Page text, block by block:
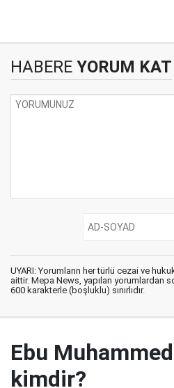
HABERE YORUM KAT
UYARI: Yorumların her türlü cezai ve
aittir. Mepa News, yapılan yorumlardan
600 karakterle (boşluklu) sınırlıdır.
Ebu
kimdir?